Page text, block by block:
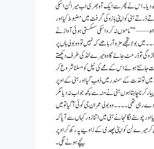
دیا ۔ اس نے پھر سے ایک آہ بھری اب میرا لن اسکی
ڈرتے ہنی کو اپنی بازو کی گرفت میں مضبوط کیا اور
– – – – “” ماموں نہ کرو اسکی سسکستی ہوئی آواز نے
بولا تجھے مزہ آرہا ھے کہ نہیں تو وہ بولی ہاں پر
پکڑو گی تو ڈر مٹ جائے گا وہ میرے لنڈ کی طرف دیکھتے
جانتے ہوئے اس کے ممے کی نپل کو مسلنا شروع کر
میں تو لذت کے سمندر میں ڈوب گیا اور ہنی کے اوپر
کرنا چاہتا ہوں ہنی نے منہ سے کچھ جواب نہ دیا مگر
رہی تھی ۔۔۔۔ وہ بولی عمران جی کوئی آگیا تو میں
چوسنے لگا نجانے ہنی میں اتنا زور کہاں سے آیا کہ
کر میرے لن کو اپنی پھدی کے زاویے پہ رکھ کر اوپر
نیچے ہونے لگی۔